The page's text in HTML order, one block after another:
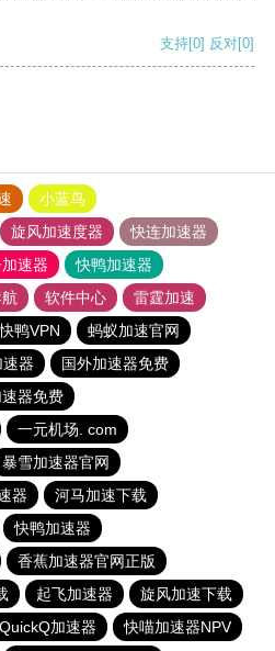
支持[0] 反对[0]
小蓝鸟
旋风加速度器
快连加速器
速器
快鸭加速器
软件中心
雷霆加速
快鸭VPN
蚂蚁加速官网
器
国外加速器免费
器免费
一元机场. com
暴雪加速器官网
器
河马加速下载
快鸭加速器
香蕉加速器官网正版
起飞加速器
旋风加速下载
QuickQ加速器 快喵加速器NPV